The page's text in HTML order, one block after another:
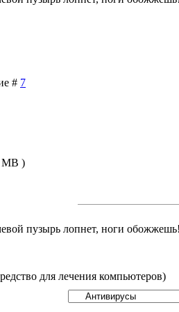
# 7
MB )
пузырь лопнет, ноги
для лечения компьютеров)